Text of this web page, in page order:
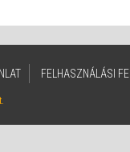
FELHASZNÁLÁSI